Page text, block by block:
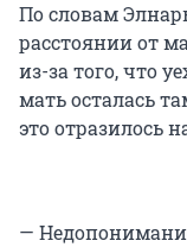
По словам
расстоянии от
из-за того, что
мать осталась
это отразилось
—